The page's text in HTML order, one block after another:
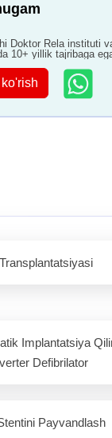
Doktor Rela instituti
10+ yillik tajribaga
Implantatsiya
Defibrilator
Payvandlash